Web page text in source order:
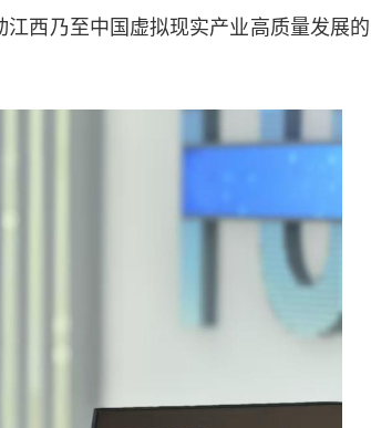
西乃至中国虚拟现实产业高质量发展的